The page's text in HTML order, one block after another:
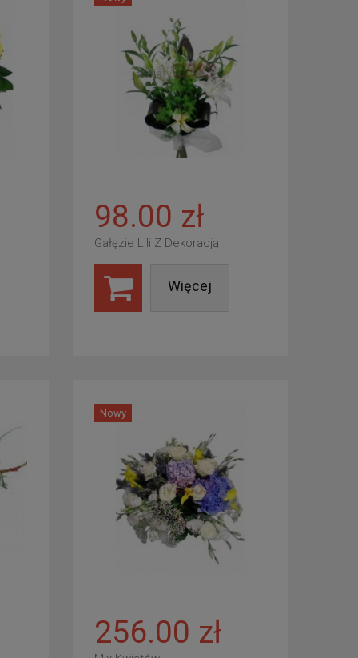
98.00 zł
Gałęzie Lili Z Dekoracją
Więcej
Nowy
256.00 zł